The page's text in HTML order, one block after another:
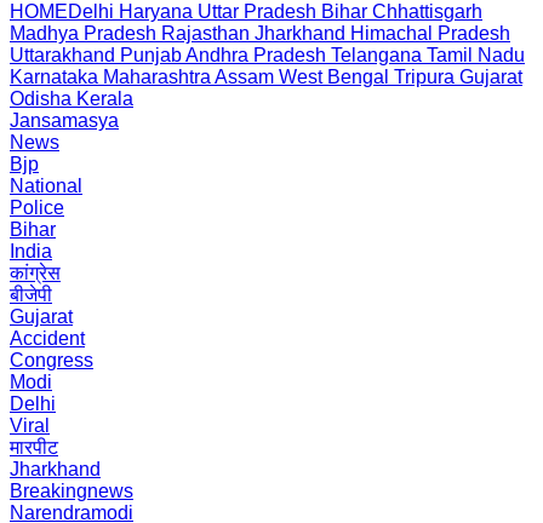
HOMEDelhi Haryana Uttar Pradesh Bihar Chhattisgarh
Madhya Pradesh Rajasthan Jharkhand Himachal Pradesh
Uttarakhand PunjabAndhra Pradesh Telangana Tamil Nadu
Karnataka Maharashtra Assam West Bengal Tripura Gujarat
Odisha Kerala
Jansamasya
News
Bjp
National
Police
Bihar
India
कांग्रेस
बीजेपी
Gujarat
Accident
Congress
Modi
Delhi
Viral
मारपीट
Jharkhand
Breakingnews
Narendramodi